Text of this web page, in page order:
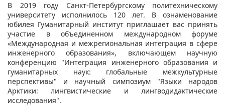
В 2019 году Санкт-Петербургскому политехническому
университету исполнилось 120 лет. В ознаменование
юбилея Гуманитарный институт приглашает вас принять
участие в объединенном международном форуме
«Международная и межрегиональная интеграция в сфере
инженерного образования», включающем научную
конференцию "Интеграция инженерного образования и
гуманитарных наук: глобальные межкультурные
перспективы" и научный симпозиум "Языки народов
Арктики: лингвистические и лингводидактические
исследования".